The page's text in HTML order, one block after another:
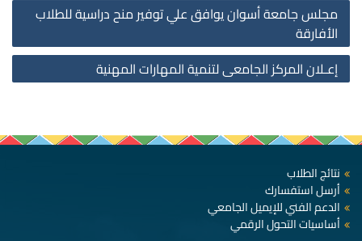
مجلس جامعة أسوان يوافق علي توفير منح دراسية للطلاب
الأفارقة
إعـلان المركز الجامعى لتنمية المهارات المهنية
نتائج الطلاب
أرسل استفسارك
الدعم الفني للإيميل الجامعي
أساسيات التحول الرقمي